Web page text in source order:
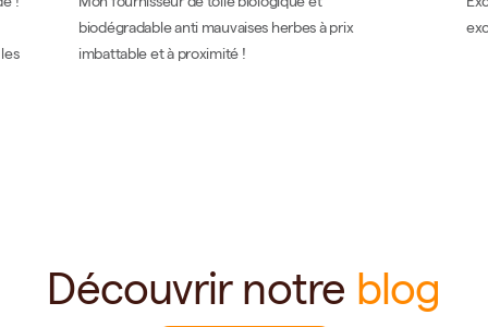
biodégradable anti mauvaises herbes à prix
imbattable et à proximité !
Découvrir notre blog